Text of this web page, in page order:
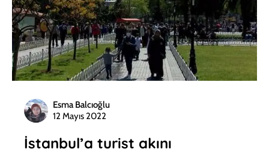
Esma Balcıoğlu
12 Mayıs 2022
İstanbul’a turist akını